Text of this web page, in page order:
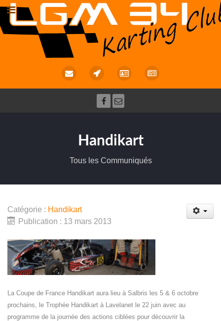
Handikart
Tous les Communiqués
Catégorie : Handikart
Publication : 13 mars 2013
La Coupe de France Handikart aura lieu à Salbris les 5 & 6 octobre
prochains, le Trophée Handikart à Lavelanet le 22 juin avec au
programme de la journée des actions ciblées pour découvrir la